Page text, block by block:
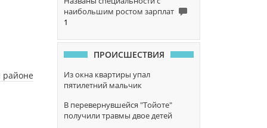
районе
наибольшим ростом зарплат
1
ПРОИСШЕСТВИЯ
Из окна квартиры упал
пятилетний мальчик
В перевернувшейся "Тойоте"
получили травмы двое детей